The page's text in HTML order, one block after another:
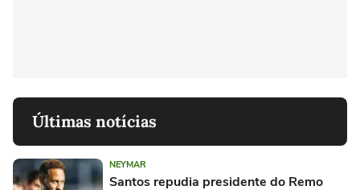
Últimas notícias
NEYMAR
Santos repudia presidente do Remo